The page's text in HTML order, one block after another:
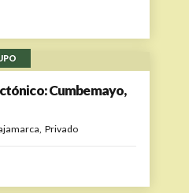
Cumbemayo,
Privado